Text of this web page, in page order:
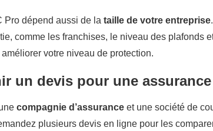
Pro dépend aussi de la taille de votre entreprise
comme les franchises, le niveau des plafonds
votre niveau de protection.
un devis pour une
compagnie d’assurance et une société de
plusieurs devis en ligne pour les